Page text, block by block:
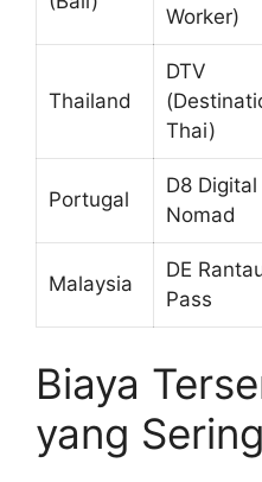
Worker)
Thailand
DTV
Thai)
Portugal
D8 Digital
Nomad
Malaysia
DE
Pass
Biaya
yang